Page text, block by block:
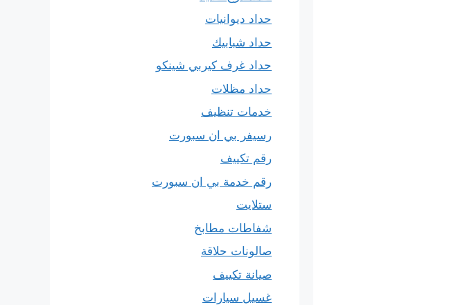
حداد ديوانيات
حداد شبابيك
حداد غرف كيربي شينكو
حداد مظلات
خدمات تنظيف
رسيفر بي ان سبورت
رقم تكييف
رقم خدمة بي ان سبورت
ستلايت
شفاطات مطابخ
صالونات حلاقة
صيانة تكييف
غسيل سيارات